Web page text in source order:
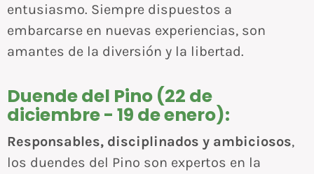
entusiasmo. Siempre dispuestos a
embarcarse en nuevas experiencias, son
amantes de la diversión y la libertad.
Duende del Pino (22 de
diciembre - 19 de enero):
Responsables, disciplinados y ambiciosos,
los duendes del Pino son expertos en la